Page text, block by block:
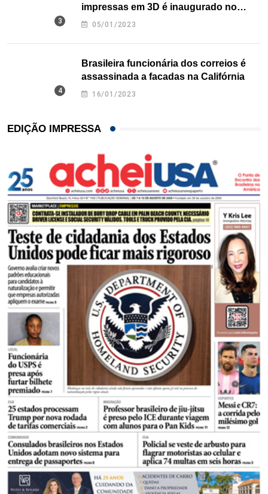
impressas em 3D é inaugurado no
Texas
05/01/2023
Brasileira funcionária dos correios é
assassinada a facadas na Califórnia
16/01/2023
EDIÇÃO IMPRESSA